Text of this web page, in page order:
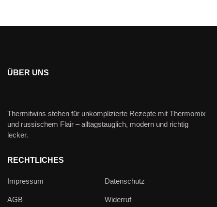
ÜBER UNS
Thermitwins stehen für unkomplizierte Rezepte mit Thermomix
und russischem Flair – alltagstauglich, modern und richtig
lecker.
RECHTLICHES
Impressum Datenschutz
AGB Widerruf